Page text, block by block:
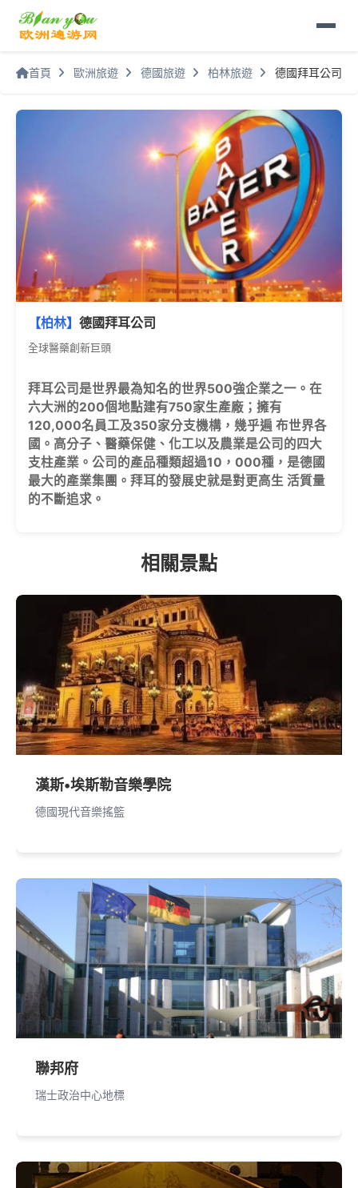
首頁 歐洲旅遊 德國旅遊 柏林旅遊 德國拜耳公司
【柏林】 德國拜耳公司
全球醫藥創新巨頭
拜耳公司是世界最為知名的世界500強企業之一。在
六大洲的200個地點建有750家生產廠；擁有
120,000名員工及350家分支機構，幾乎遍 布世界各
國。高分子、醫藥保健、化工以及農業是公司的四大
支柱產業。公司的產品種類超過10，000種，是德國
最大的產業集團。拜耳的發展史就是對更高生 活質量
的不斷追求。
相關景點
漢斯•埃斯勒音樂學院
德國現代音樂搖籃
聯邦府
瑞士政治中心地標